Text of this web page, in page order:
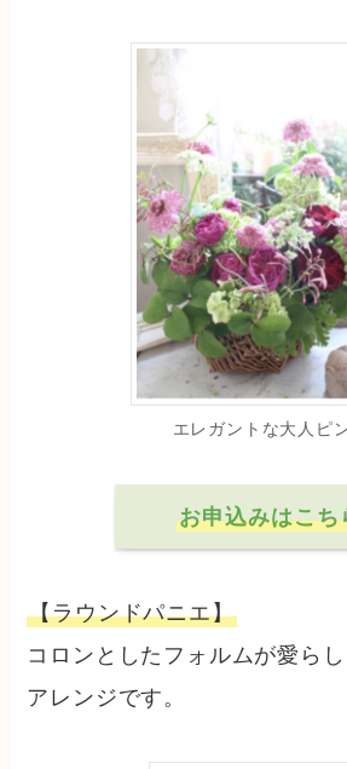
エレガントな大人ピ
お申込みはこち
【ラウンドパニエ】
コロンとしたフォルムが愛ら
アレンジです。